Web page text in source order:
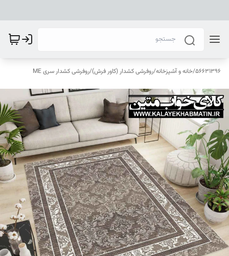
56631396
/خانه و آشپزخانه/روفرشی کشدار (کاور فرش)/روفرشی کشدار سری ME